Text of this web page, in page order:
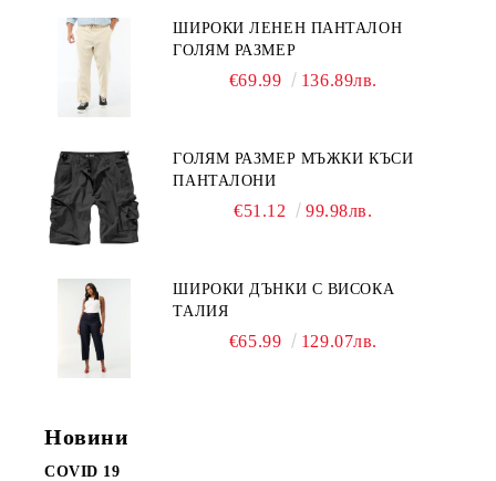
ШИРОКИ ЛЕНЕН ПАНТАЛОН
ГОЛЯМ РАЗМЕР
€69.99 136.89лв.
ГОЛЯМ РАЗМЕР МЪЖКИ КЪСИ
ПАНТАЛОНИ
€51.12 99.98лв.
ШИРОКИ ДЪНКИ С ВИСОКА
ТАЛИЯ
€65.99 129.07лв.
Новини
COVID 19